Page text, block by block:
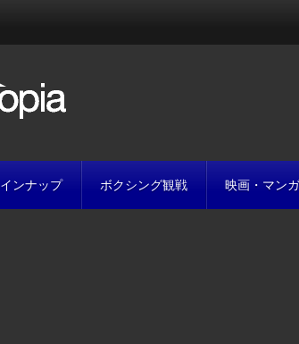
ンナップ ボクシング観戦 映画・マン